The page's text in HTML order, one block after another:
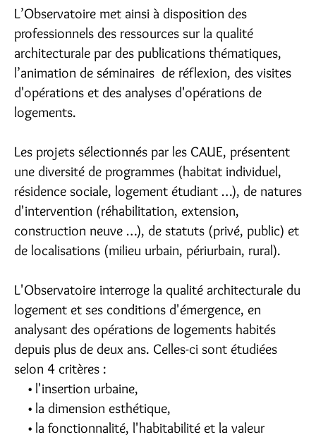
L’Observatoire met ainsi à disposition des
professionnels des ressources sur la qualité
architecturale par des publications thématiques,
l’animation de séminaires de réflexion, des visites
d'opérations et des analyses d'opérations de
logements.
Les projets sélectionnés par les CAUE, présentent
une diversité de programmes (habitat individuel,
résidence sociale, logement étudiant …), de natures
d'intervention (réhabilitation, extension,
construction neuve …), de statuts (privé, public) et
de localisations (milieu urbain, périurbain, rural).
L'Observatoire interroge la qualité architecturale du
logement et ses conditions d'émergence, en
analysant des opérations de logements habités
depuis plus de deux ans. Celles-ci sont étudiées
selon 4 critères :
l'insertion urbaine,
la dimension esthétique,
la fonctionnalité, l'habitabilité et la valeur